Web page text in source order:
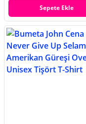
Sepete Ekle